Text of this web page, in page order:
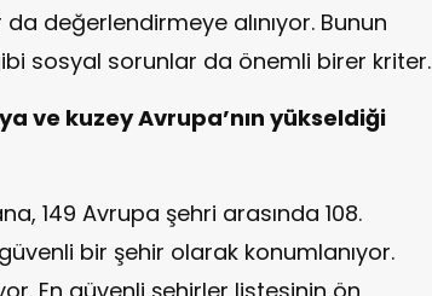
değerlendirmeye alınıyor. Bunun
sosyal sorunlar da önemli birer kriter.
ve kuzey Avrupa’nın yükseldiği
149 Avrupa şehri arasında 108.
bir şehir olarak konumlanıyor.